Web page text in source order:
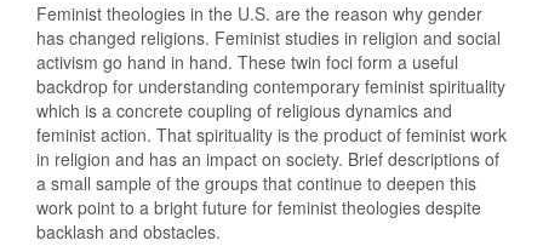
Feminist theologies in the U.S. are the reason why gender
has changed religions. Feminist studies in religion and social
activism go hand in hand. These twin foci form a useful
backdrop for understanding contemporary feminist spirituality
which is a concrete coupling of religious dynamics and
feminist action. That spirituality is the product of feminist work
in religion and has an impact on society. Brief descriptions of
a small sample of the groups that continue to deepen this
work point to a bright future for feminist theologies despite
backlash and obstacles.